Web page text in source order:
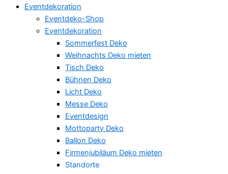
Eventdekoration
Eventdeko-Shop
Eventdekoration
Sommerfest Deko
Weihnachts Deko mieten
Tisch Deko
Bühnen Deko
Licht Deko
Messe Deko
Eventdesign
Mottoparty Deko
Ballon Deko
Firmenjubiläum Deko mieten
Standorte